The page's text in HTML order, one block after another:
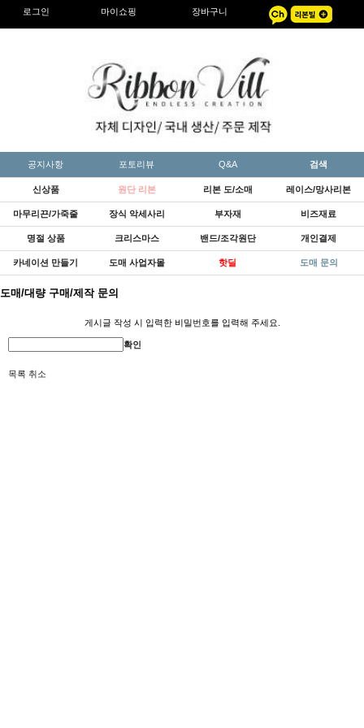
로그인 마이쇼핑 장바구니
공지사항 포토리뷰 Q&A 검색
신상품 원단 리본 리본 도/소매 레이스/망사리본
마무리끈/가죽줄 장식 악세사리 부자재 비즈재료
명절 상품 크리스마스 밴드/조각원단 개인결제
카네이션 만들기 도매 사업자몰 핫딜 도매 문의
도매/대량 구매/제작 문의
게시글 작성 시 입력한 비밀번호를 입력해 주세요.
확인
목록 취소